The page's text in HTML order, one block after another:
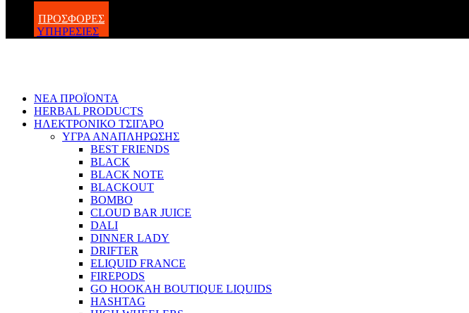
ΠΡΟΣΦΟΡΕΣ
ΥΠΗΡΕΣΙΕΣ
ΝΕΑ ΠΡΟΪΟΝΤΑ
HERBAL PRODUCTS
ΗΛΕΚΤΡΟΝΙΚΟ ΤΣΙΓΑΡΟ
ΥΓΡΑ ΑΝΑΠΛΗΡΩΣΗΣ
BEST FRIENDS
BLACK
BLACK NOTE
BLACKOUT
BOMBO
CLOUD BAR JUICE
DALI
DINNER LADY
DRIFTER
ELIQUID FRANCE
FIREPODS
GO HOOKAH BOUTIQUE LIQUIDS
HASHTAG